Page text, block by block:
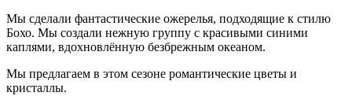
Мы сделали фантастические ожерелья, подходящие к стилю
Бохо. Мы создали нежную группу с красивыми синими
каплями, вдохновлённую безбрежным океаном.
Мы предлагаем в этом сезоне романтические цветы и
кристаллы.